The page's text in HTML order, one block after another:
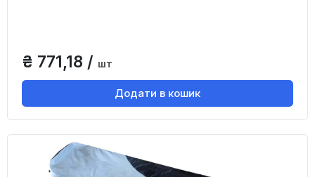
₴ 771,18 / шт
Додати в кошик